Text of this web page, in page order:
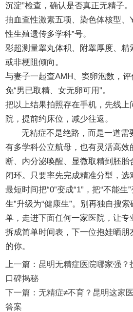
沉淀”检查，确认是否真正无精子。
抽血查性激素五项、染色体核型、
性生殖遗传多学科”号。
彩超测量睾丸体积、附睾厚度、精
或非梗阻倾向。
与妻子一起查AMH、窦卵泡数，
免“男已取精、女无卵可用”。
把以上结果拍照存在手机，先线上
院，提前约床位，减少往返。
无精症不是绝路，而是一道需
有多学科公立航母，也有灵活高效
断、内分泌唤醒、显微取精到胚
闭环。只要率先完成精准分型，选
最短时间把“0”变成“1”，把“不能生
生”升级为“健康生”。别再独自搜
单，走进下面任何一家医院，让专
拆成简单时间表，下一位抱娃晒朋
的你。
上一篇： 昆明无精症医院哪家强
口碑揭秘
下一篇： 无精症≠不育？昆明这家
答案